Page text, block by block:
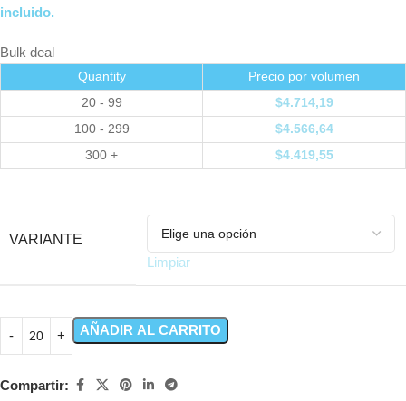
incluido.
Bulk deal
Quantity
Precio por volumen
20 - 99
$4.714,19
100 - 299
$4.566,64
300 +
$4.419,55
VARIANTE
Limpiar
AÑADIR AL CARRITO
Compartir: